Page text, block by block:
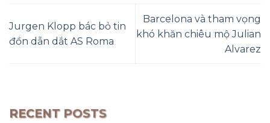
Jurgen Klopp bác bỏ tin
đồn dẫn dắt AS Roma
Barcelona và tham vọng
khó khăn chiêu mộ Julian
Alvarez
RECENT POSTS